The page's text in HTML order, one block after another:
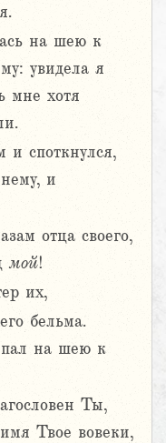
на шею к
увидела я
мне хотя
споткнулся,
и
отца своего,
мой!
их,
бельма.
пал на шею к
Ты,
Твое вовеки,